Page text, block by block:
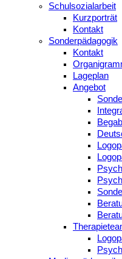
Schulsozialarbeit
Kurzporträt
Kontakt
Sonderpädagogik
Kontakt
Lageplan
Angebot